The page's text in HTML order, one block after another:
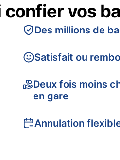
confier vos
Des millions de
Satisfait ou
Deux fois moins
en gare
Annulation